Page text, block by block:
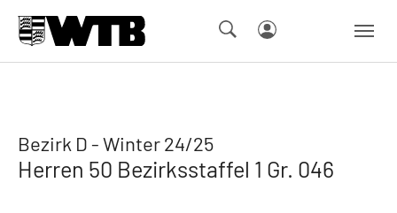
Bezirk D - Winter 24/25
Herren 50 Bezirksstaffel 1 Gr. 046